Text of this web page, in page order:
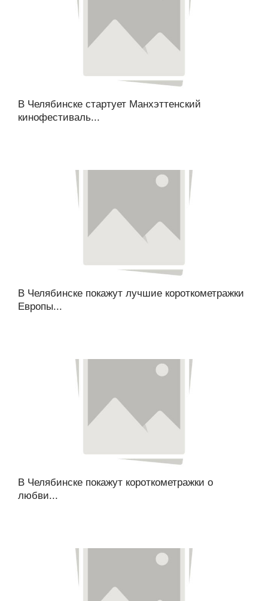
В Челябинске стартует Манхэттенский
кинофестиваль...
В Челябинске покажут лучшие короткометражки
Европы...
В Челябинске покажут короткометражки о
любви...